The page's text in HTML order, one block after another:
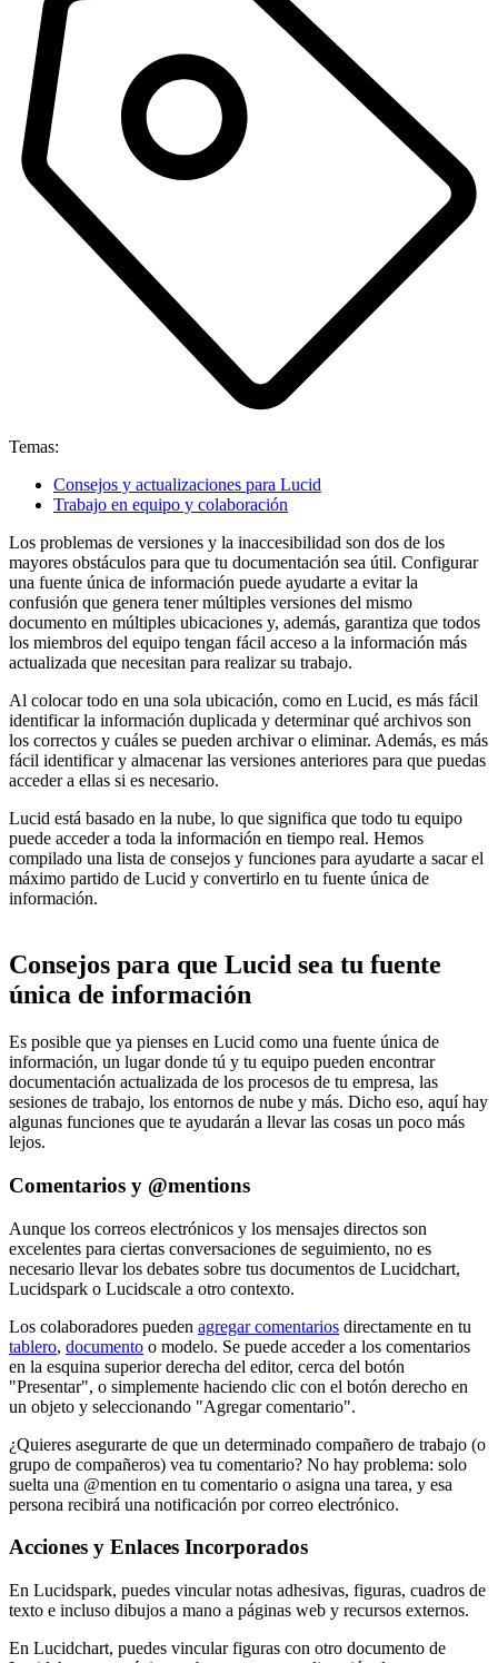
Temas:
Consejos y actualizaciones para Lucid
Trabajo en equipo y colaboración
Los problemas de versiones y la inaccesibilidad son dos de los
mayores obstáculos para que tu documentación sea útil. Configurar
una fuente única de información puede ayudarte a evitar la
confusión que genera tener múltiples versiones del mismo
documento en múltiples ubicaciones y, además, garantiza que todos
los miembros del equipo tengan fácil acceso a la información más
actualizada que necesitan para realizar su trabajo.
Al colocar todo en una sola ubicación, como en Lucid, es más fácil
identificar la información duplicada y determinar qué archivos son
los correctos y cuáles se pueden archivar o eliminar. Además, es más
fácil identificar y almacenar las versiones anteriores para que puedas
acceder a ellas si es necesario.
Lucid está basado en la nube, lo que significa que todo tu equipo
puede acceder a toda la información en tiempo real. Hemos
compilado una lista de consejos y funciones para ayudarte a sacar el
máximo partido de Lucid y convertirlo en tu fuente única de
información.
Consejos para que Lucid sea tu fuente
única de información
Es posible que ya pienses en Lucid como una fuente única de
información, un lugar donde tú y tu equipo pueden encontrar
documentación actualizada de los procesos de tu empresa, las
sesiones de trabajo, los entornos de nube y más. Dicho eso, aquí hay
algunas funciones que te ayudarán a llevar las cosas un poco más
lejos.
Comentarios y @mentions
Aunque los correos electrónicos y los mensajes directos son
excelentes para ciertas conversaciones de seguimiento, no es
necesario llevar los debates sobre tus documentos de Lucidchart,
Lucidspark o Lucidscale a otro contexto.
Los colaboradores pueden agregar comentarios directamente en tu
tablero, documento o modelo. Se puede acceder a los comentarios
en la esquina superior derecha del editor, cerca del botón
"Presentar", o simplemente haciendo clic con el botón derecho en
un objeto y seleccionando "Agregar comentario".
¿Quieres asegurarte de que un determinado compañero de trabajo (o
grupo de compañeros) vea tu comentario? No hay problema: solo
suelta una @mention en tu comentario o asigna una tarea, y esa
persona recibirá una notificación por correo electrónico.
Acciones y Enlaces Incorporados
En Lucidspark, puedes vincular notas adhesivas, figuras, cuadros de
texto e incluso dibujos a mano a páginas web y recursos externos.
En Lucidchart, puedes vincular figuras con otro documento de